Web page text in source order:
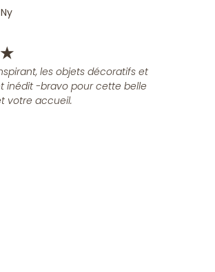
★
les objets décoratifs et
inédit -bravo pour cette belle
votre accueil.